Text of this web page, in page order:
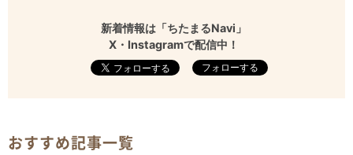
新着情報は「ちたまるNavi」
X・Instagramで配信中！
フォローする
おすすめ記事一覧